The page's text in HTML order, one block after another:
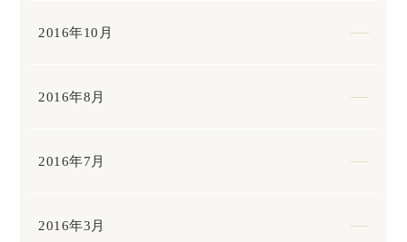
2016年10月
2016年8月
2016年7月
2016年3月